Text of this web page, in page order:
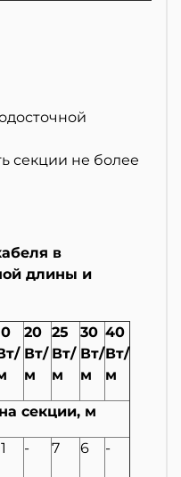
секции не более
в
длины и
20
Вт/
м
25
Вт/
м
30
Вт/
м
40
Вт/
м
секции, м
- 7 6 -